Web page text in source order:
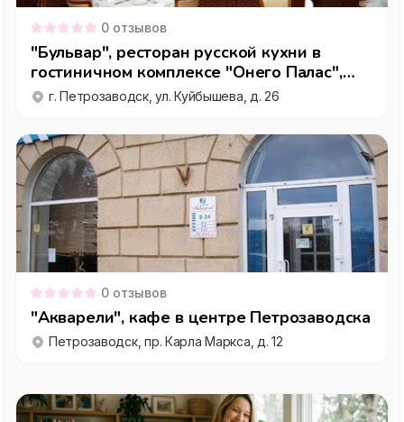
0 отзывов
"Бульвар", ресторан русской кухни в
гостиничном комплексе "Онего Палас",
Петрозаводск
г. Петрозаводск, ул. Куйбышева, д. 26
0 отзывов
"Акварели", кафе в центре Петрозаводска
Петрозаводск, пр. Карла Маркса, д. 12